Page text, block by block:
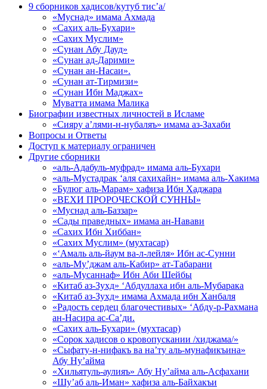
9 сборников хадисов/кутуб тис’а/
«Муснад» имама Ахмада
«Сахих аль-Бухари»
«Сахих Муслим»
«Сунан Абу Дауд»
«Сунан ад-Дарими»
«Сунан ан-Насаи».
«Сунан ат-Тирмизи»
«Сунан Ибн Маджах»
Муватта имама Малика
Биографии известных личностей в Исламе
«Сияру а’лями-н-нубаляъ» имама аз-Захаби
Вопросы и Ответы
Доступ к материалу ограничен
Другие сборники
«аль-Адабуль-муфрад» имама аль-Бухари
«аль-Мустадрак ‘аля сахихайн» имама аль-Хакима
«Булюг аль-Марам» хафиза Ибн Хаджара
«ВЕХИ ПРОРОЧЕСКОЙ СУННЫ»
«Муснад аль-Баззар»
«Сады праведных» имама ан-Навави
«Сахих Ибн Хиббан»
«Сахих Муслим» (мухтасар)
«‘Амаль аль-йаум ва-л-лейля» Ибн ас-Сунни
«аль-Му’джам аль-Кабир» ат-Табарани
«аль-Мусаннаф» Ибн Аби Шейбы
«Китаб аз-Зухд» ‘Абдуллаха ибн аль-Мубарака
«Китаб аз-Зухд» имама Ахмада ибн Ханбаля
«Радость сердец благочестивых» ‘Абду-р-Рахмана
ан-Насира ас-Са’ди.
«Сахих аль-Бухари» (мухтасар)
«Сорок хадисов о кровопускании /хиджама/»
«Сыфату-н-нифакъ ва на’ту аль-мунафикъина»
Абу Ну’айма
«Хильятуль-аулияъ» Абу Ну’айма аль-Асфахани
«Шу’аб аль-Иман» хафиза аль-Байхакъи